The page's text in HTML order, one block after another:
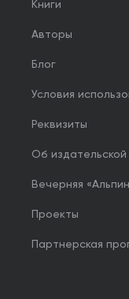
Книги
Авторы
Блог
Условия
Реквизиты
Об издательской
Вечерняя
Проекты
Партнерская